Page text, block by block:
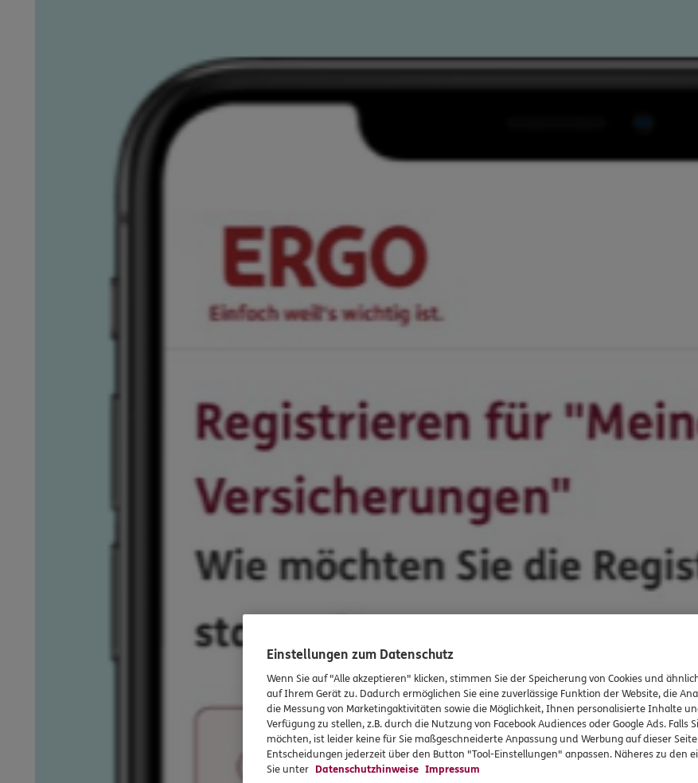
Einstellungen zum Datenschutz
Wenn Sie auf "Alle akzeptieren" klicken, stimmen Sie der Speicherung von Cookies und
auf Ihrem Gerät zu. Dadurch ermöglichen Sie eine zuverlässige Funktion der Website, die
die Messung von Marketingaktivitäten sowie die Möglichkeit, Ihnen personalisierte Inhalte
Verfügung zu stellen, z.B. durch die Nutzung von Facebook Audiences oder Google Ads. Falls
möchten, ist leider keine für Sie maßgeschneiderte Anpassung und Werbung auf dieser
Entscheidungen jederzeit über den Button "Tool-Einstellungen" anpassen. Näheres zu den
Sie unter Datenschutzhinweise Impressum